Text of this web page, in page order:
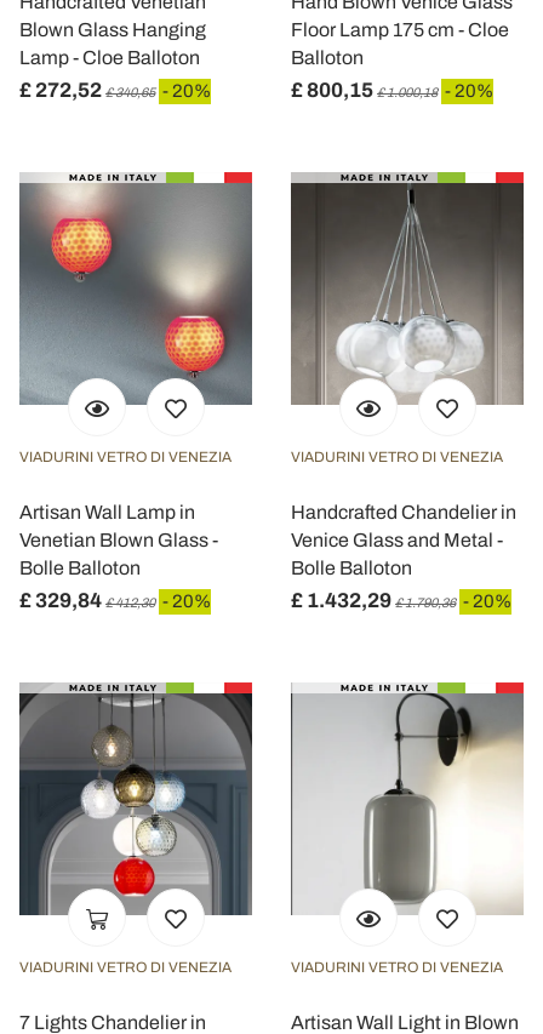
nostri partner che si occupano di analisi dei dati web,
pubblicità e social media, i quali potrebbero combinarle
con altre informazioni che ha fornito loro o che hanno
raccolto dal suo utilizzo dei loro servizi.
Blown Glass Hanging
Lamp - Cloe Balloton
£ 272,52 £ 340,65 - 20%
Floor Lamp 175 cm - Cloe
Balloton
£ 800,15 £ 1.000,18 - 20%
VIADURINI VETRO DI VENEZIA
Artisan Wall Lamp in
Venetian Blown Glass -
Bolle Balloton
£ 329,84 £ 412,30 - 20%
VIADURINI VETRO DI VENEZIA
Handcrafted Chandelier in
Venice Glass and Metal -
Bolle Balloton
£ 1.432,29 £ 1.790,36 - 20%
VIADURINI VETRO DI VENEZIA
7 Lights Chandelier in
VIADURINI VETRO DI VENEZIA
Artisan Wall Light in Blown